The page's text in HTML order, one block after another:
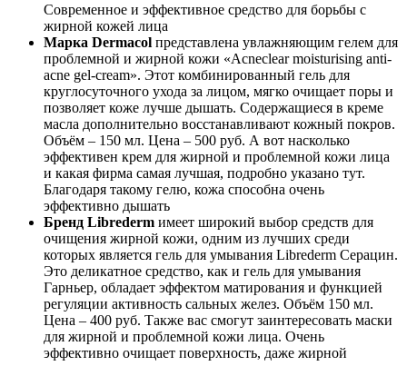
Современное и эффективное средство для борьбы с
жирной кожей лица
Марка Dermacol представлена увлажняющим гелем для
проблемной и жирной кожи «Аcneclear moisturising anti-
acne gel-cream». Этот комбинированный гель для
круглосуточного ухода за лицом, мягко очищает поры и
позволяет коже лучше дышать. Содержащиеся в креме
масла дополнительно восстанавливают кожный покров.
Объём – 150 мл. Цена – 500 руб. А вот насколько
эффективен крем для жирной и проблемной кожи лица
и какая фирма самая лучшая, подробно указано тут.
Благодаря такому гелю, кожа способна очень
эффективно дышать
Бренд Librederm имеет широкий выбор средств для
очищения жирной кожи, одним из лучших среди
которых является гель для умывания Librederm Серацин.
Это деликатное средство, как и гель для умывания
Гарньер, обладает эффектом матирования и функцией
регуляции активность сальных желез. Объём 150 мл.
Цена – 400 руб. Также вас смогут заинтересовать маски
для жирной и проблемной кожи лица. Очень
эффективно очищает поверхность, даже жирной